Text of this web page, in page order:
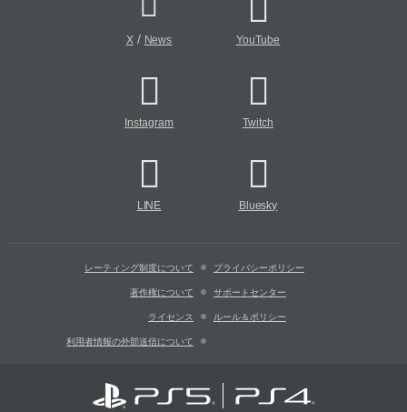
X/ News YouTube
Instagram Twitch
LINE Bluesky
レーティング制度について プライバシーポリシー
著作権について サポートセンター
ライセンス ルール＆ポリシー
利用者情報の外部送信について